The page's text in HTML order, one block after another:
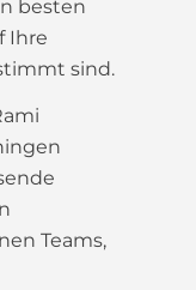
besten
Ihre
sind.
Teams,